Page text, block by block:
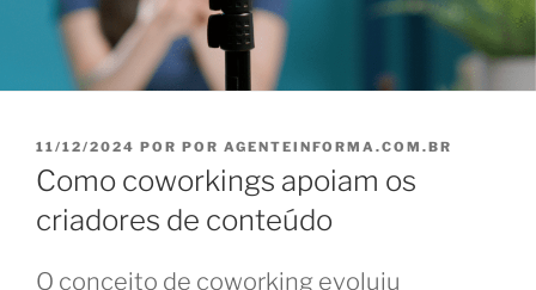
PUBLICADO
EM
11/12/2024 POR POR AGENTEINFORMA.COM.BR
Como coworkings apoiam os
criadores de conteúdo
O conceito de coworking evoluiu